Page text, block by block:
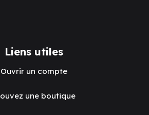
Liens utiles
Ouvrir un compte
une boutique